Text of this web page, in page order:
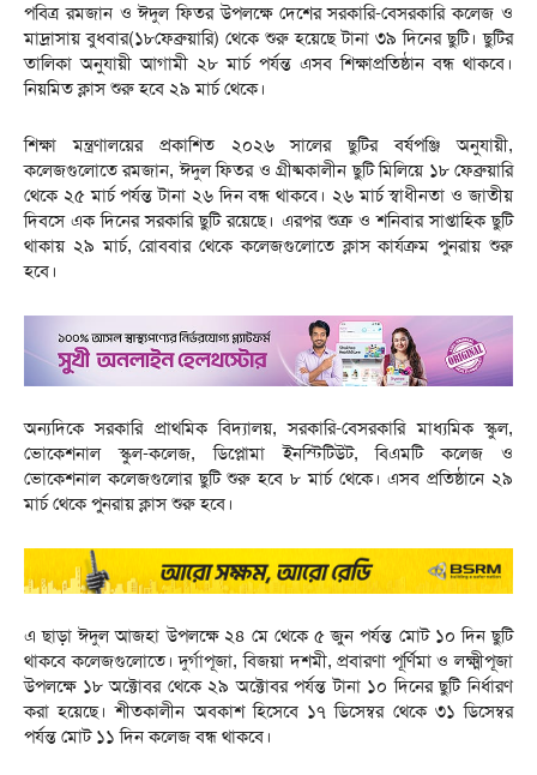
পবিত্র রমজান ও ঈদুল ফিতর উপলক্ষে দেশের সরকারি-বেসরকারি কলেজ ও
মাদ্রাসায় বুধবার(১৮ফেব্রুয়ারি) থেকে শুরু হয়েছে টানা ৩৯ দিনের ছুটি। ছুটির
তালিকা অনুযায়ী আগামী ২৮ মার্চ পর্যন্ত এসব শিক্ষাপ্রতিষ্ঠান বন্ধ থাকবে।
নিয়মিত ক্লাস শুরু হবে ২৯ মার্চ থেকে।
শিক্ষা মন্ত্রণালয়ের প্রকাশিত ২০২৬ সালের ছুটির বর্ষপঞ্জি অনুযায়ী,
কলেজগুলোতে রমজান, ঈদুল ফিতর ও গ্রীষ্মকালীন ছুটি মিলিয়ে ১৮ ফেব্রুয়ারি
থেকে ২৫ মার্চ পর্যন্ত টানা ২৬ দিন বন্ধ থাকবে। ২৬ মার্চ স্বাধীনতা ও জাতীয়
দিবসে এক দিনের সরকারি ছুটি রয়েছে। এরপর শুক্র ও শনিবার সাপ্তাহিক ছুটি
থাকায় ২৯ মার্চ, রোববার থেকে কলেজগুলোতে ক্লাস কার্যক্রম পুনরায় শুরু
হবে।
অন্যদিকে সরকারি প্রাথমিক বিদ্যালয়, সরকারি-বেসরকারি মাধ্যমিক স্কুল,
ভোকেশনাল স্কুল-কলেজ, ডিপ্লোমা ইনস্টিটিউট, বিএমটি কলেজ ও
ভোকেশনাল কলেজগুলোর ছুটি শুরু হবে ৮ মার্চ থেকে। এসব প্রতিষ্ঠানে ২৯
মার্চ থেকে পুনরায় ক্লাস শুরু হবে।
এ ছাড়া ঈদুল আজহা উপলক্ষে ২৪ মে থেকে ৫ জুন পর্যন্ত মোট ১০ দিন ছুটি
থাকবে কলেজগুলোতে। দুর্গাপূজা, বিজয়া দশমী, প্রবারণা পূর্ণিমা ও লক্ষ্মীপূজা
উপলক্ষে ১৮ অক্টোবর থেকে ২৯ অক্টোবর পর্যন্ত টানা ১০ দিনের ছুটি নির্ধারণ
করা হয়েছে। শীতকালীন অবকাশ হিসেবে ১৭ ডিসেম্বর থেকে ৩১ ডিসেম্বর
পর্যন্ত মোট ১১ দিন কলেজ বন্ধ থাকবে।